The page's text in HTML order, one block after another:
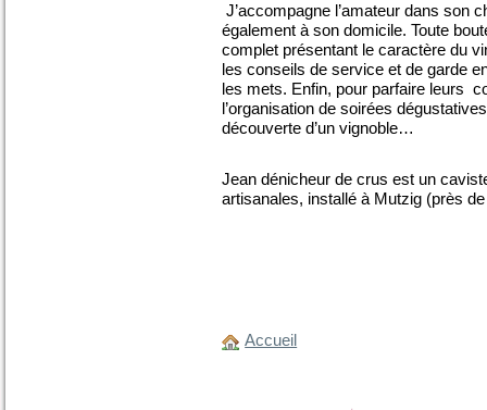
J’accompagne l’amateur dans son
également à son domicile. Toute
complet présentant le caractère du
les conseils de service et de garde
les mets. Enfin, pour parfaire leurs
l’organisation de soirées
découverte d’un vignoble…
Jean dénicheur de crus est un
artisanales, installé à Mutzig (près
Accueil